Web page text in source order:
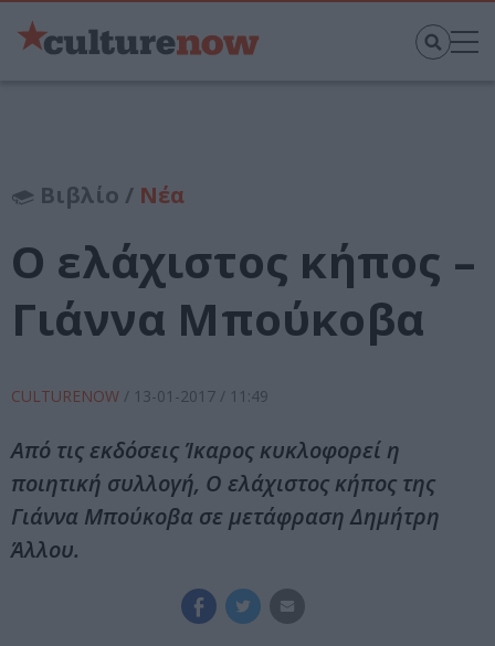
Βιβλίο / Νέα
Ο ελάχιστος κήπος –
Γιάννα Μπούκοβα
CULTURENOW / 13-01-2017 / 11:49
Από τις εκδόσεις Ίκαρος κυκλοφορεί η
ποιητική συλλογή, Ο ελάχιστος κήπος της
Γιάννα Μπούκοβα σε μετάφραση Δημήτρη
Άλλου.